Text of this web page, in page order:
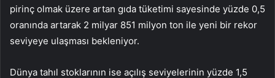
pirinç olmak üzere artan gıda tüketimi sayesinde yüzde 0,5
oranında artarak 2 milyar 851 milyon ton ile yeni bir rekor
seviyeye ulaşması bekleniyor.
Dünya tahıl stoklarının ise açılış seviyelerinin yüzde 1,5